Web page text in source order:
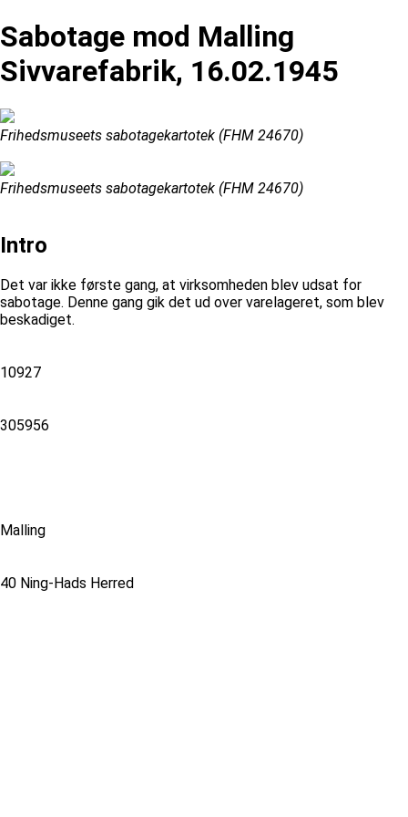
Sabotage mod Malling
Sivvarefabrik, 16.02.1945
Frihedsmuseets sabotagekartotek (FHM 24670)
Frihedsmuseets sabotagekartotek (FHM 24670)
Intro
Det var ikke første gang, at virksomheden blev udsat for
sabotage. Denne gang gik det ud over varelageret, som blev
beskadiget.
10927
305956
Malling
40 Ning-Hads Herred